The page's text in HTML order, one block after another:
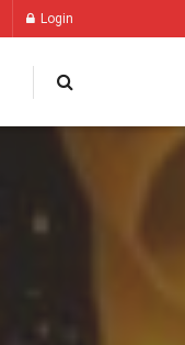
Login